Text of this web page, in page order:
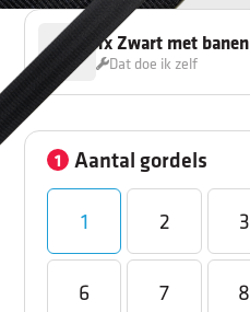
1xZwart met banen
Dat doe ik zelf
1 Aantal gordels
1 2 3
6 7 8